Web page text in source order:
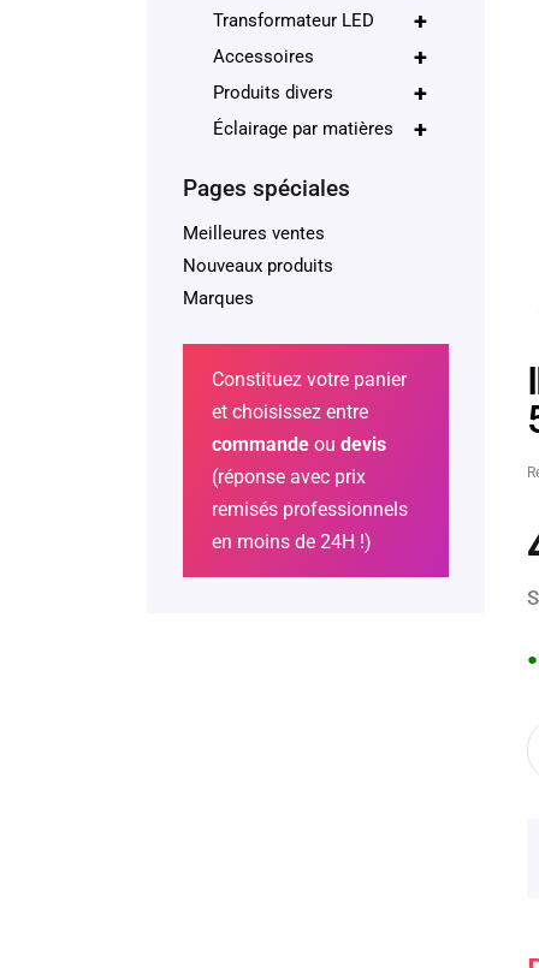
●
+
Transformateur LED
+
Accessoires
+
Produits divers
+
Éclairage par matières
Pages spéciales
Meilleures ventes
Nouveaux produits
Marques
Constituez votre panier
et choisissez entre
commande ou devis
(réponse avec prix
remisés professionnels
en moins de 24H !)